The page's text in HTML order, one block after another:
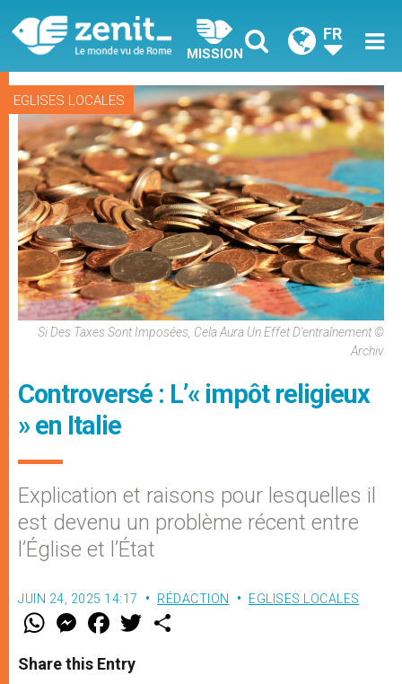
MISSION
FR
EGLISES LOCALES
Si Des Taxes Sont Imposées, Cela Aura Un Effet D'entraînement ©
Archiv
Controversé : L’« impôt religieux
» en Italie
Explication et raisons pour lesquelles il
est devenu un problème récent entre
l’Église et l’État
JUIN 24, 2025 14:17 RÉDACTION EGLISES LOCALES
W
t
s
M
e
s
e
F
a
e
b
w
Share this Entry